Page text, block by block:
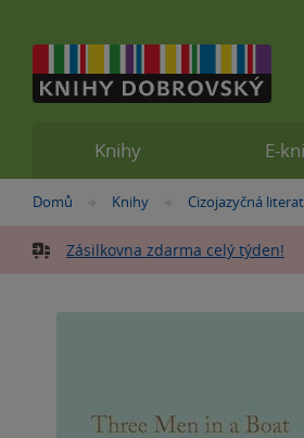
Nacházíte
zde:
Domů »
Knihy »
Cizojazyčná
Zásilkovna zdarma celý týden!
Knihy E-